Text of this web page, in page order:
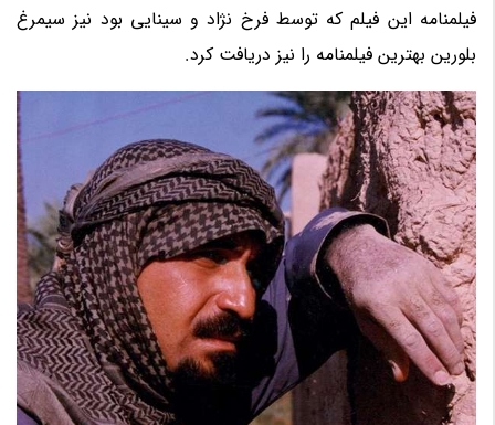
فیلمنامه این فیلم که توسط فرخ نژاد و سینایی بود نیز سیمرغ
بلورین بهترین فیلمنامه را نیز دریافت کرد.